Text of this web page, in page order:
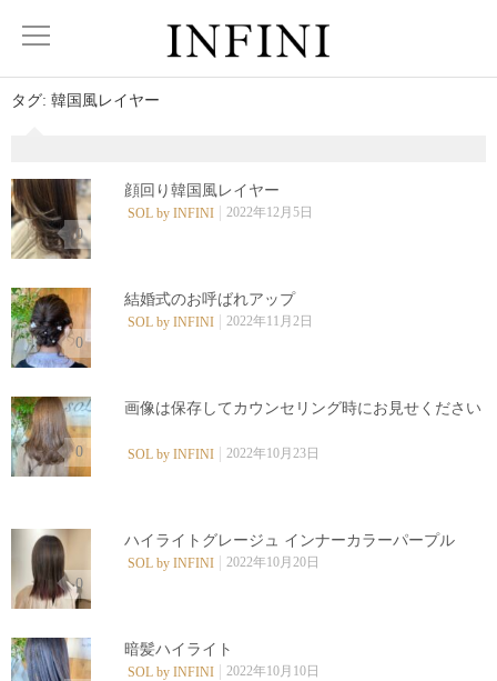
タグ: 韓国風レイヤー
0
顔回り韓国風レイヤー
SOL by INFINI 2022年12月5日
0
結婚式のお呼ばれアップ
SOL by INFINI 2022年11月2日
0
画像は保存してカウンセリング時にお見せください︎ ⁡
SOL by INFINI 2022年10月23日
0
ハイライトグレージュ インナーカラーパープル
SOL by INFINI 2022年10月20日
暗髪ハイライト
SOL by INFINI 2022年10月10日